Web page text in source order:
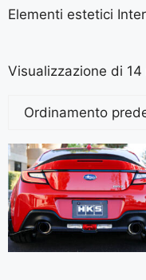
Elementi estetici
Visualizzazione di